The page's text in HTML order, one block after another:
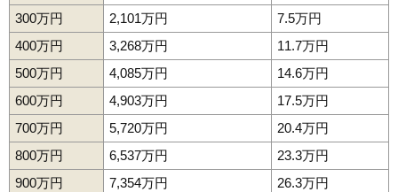
300万円
2,101万円
7.5万円
400万円
3,268万円
11.7万円
500万円
4,085万円
14.6万円
600万円
4,903万円
17.5万円
700万円
5,720万円
20.4万円
800万円
6,537万円
23.3万円
900万円
7,354万円
26.3万円